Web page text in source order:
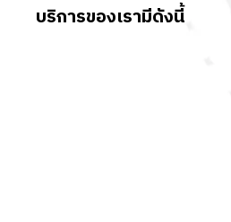
บริการของเรามีดังนี้